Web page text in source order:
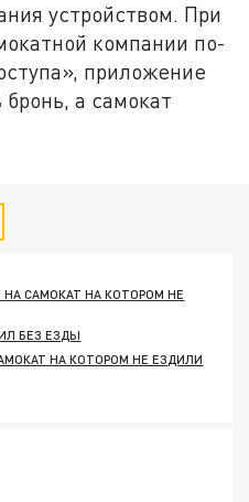
устройством. При
компании по-
приложение
а самокат
НА САМОКАТ НА КОТОРОМ НЕ
БЕЗ ЕЗДЫ
НА КОТОРОМ НЕ ЕЗДИЛИ